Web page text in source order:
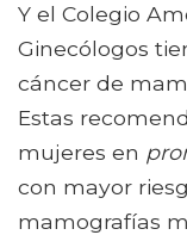
Y el Colegio
Ginecólogos
cáncer de
Estas
mujeres en
con mayor
mamografías